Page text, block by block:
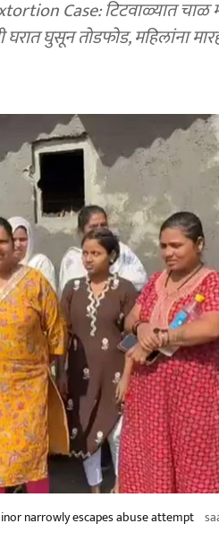
Case: टिटवाळ्यात चाळ
घुसून तोडफोड, महिलांना
narrowly escapes abuse attempt